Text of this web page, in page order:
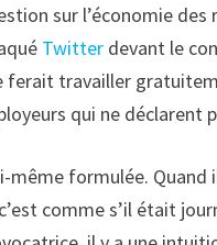
sur l’économie des
Twitter devant le
ferait travailler
qui ne déclarent
même formulée.
comme s’il était